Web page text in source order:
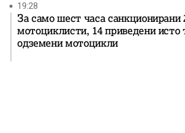
19:28
За само шест часа санкционирани
мотоциклисти, 14 приведени исто
одземени мотоцикли